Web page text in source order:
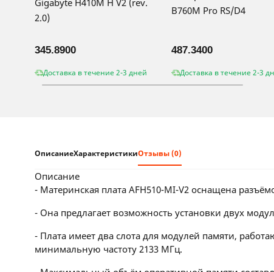
Gigabyte H410M H V2 (rev.
2.0)
345.8900
Доставка в течение 2-3 дней
B760M Pro RS/D4
487.3400
Доставка в течение 2-3
ОписаниеХарактеристикиОтзывы (0)
описание
- Материнская плата AFH510-MI-V2 оснащена
- Она предлагает возможность установки двух
- Плата имеет два слота для модулей памяти,
минимальную частоту 2133 МГц.